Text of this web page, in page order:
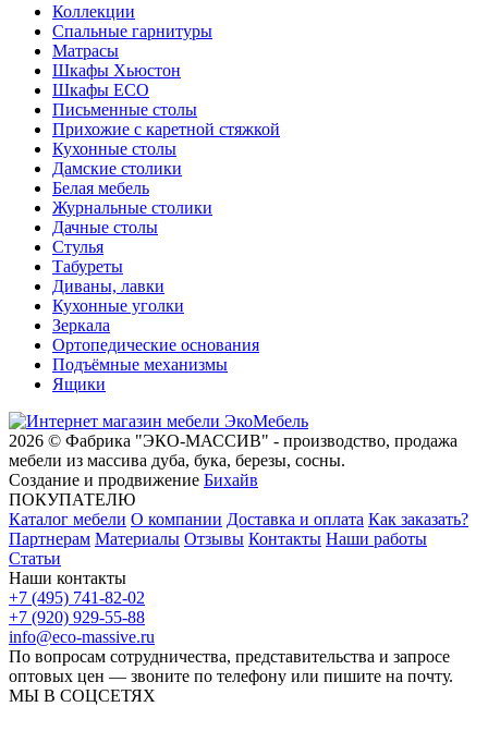
Коллекции
Спальные гарнитуры
Матрасы
Шкафы Хьюстон
Шкафы ECO
Письменные столы
Прихожие с каретной стяжкой
Кухонные столы
Дамские столики
Белая мебель
Журнальные столики
Дачные столы
Стулья
Табуреты
Диваны, лавки
Кухонные уголки
Зеркала
Ортопедические основания
Подъёмные механизмы
Ящики
2026 © Фабрика "ЭКО-МАССИВ" - производство, продажа
мебели из массива дуба, бука, березы, сосны.
Создание и продвижение Бихайв
ПОКУПАТЕЛЮ
Каталог мебели О компании Доставка и оплата Как заказать?
Партнерам Материалы Отзывы Контакты Наши работы
Статьи
Наши контакты
+7 (495) 741-82-02
+7 (920) 929-55-88
info@eco-massive.ru
По вопросам сотрудничества, представи­тельства и запросе
оптовых цен — звоните по телефону или пишите на почту.
МЫ В СОЦСЕТЯХ